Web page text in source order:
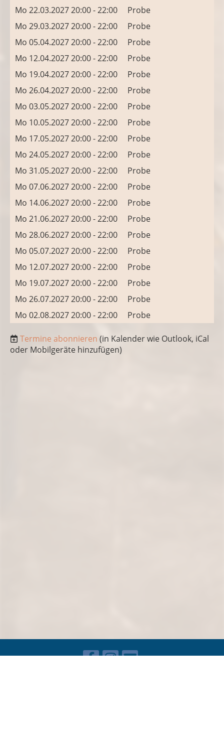
Mo 22.03.2027 20:00 - 22:00
Probe
Mo 29.03.2027 20:00 - 22:00
Probe
Mo 05.04.2027 20:00 - 22:00
Probe
Mo 12.04.2027 20:00 - 22:00
Probe
Mo 19.04.2027 20:00 - 22:00
Probe
Mo 26.04.2027 20:00 - 22:00
Probe
Mo 03.05.2027 20:00 - 22:00
Probe
Mo 10.05.2027 20:00 - 22:00
Probe
Mo 17.05.2027 20:00 - 22:00
Probe
Mo 24.05.2027 20:00 - 22:00
Probe
Mo 31.05.2027 20:00 - 22:00
Probe
Mo 07.06.2027 20:00 - 22:00
Probe
Mo 14.06.2027 20:00 - 22:00
Probe
Mo 21.06.2027 20:00 - 22:00
Probe
Mo 28.06.2027 20:00 - 22:00
Probe
Mo 05.07.2027 20:00 - 22:00
Probe
Mo 12.07.2027 20:00 - 22:00
Probe
Mo 19.07.2027 20:00 - 22:00
Probe
Mo 26.07.2027 20:00 - 22:00
Probe
Mo 02.08.2027 20:00 - 22:00
Probe
Termine abonnieren (in Kalender wie Outlook, iCal
oder Mobilgeräte hinzufügen)